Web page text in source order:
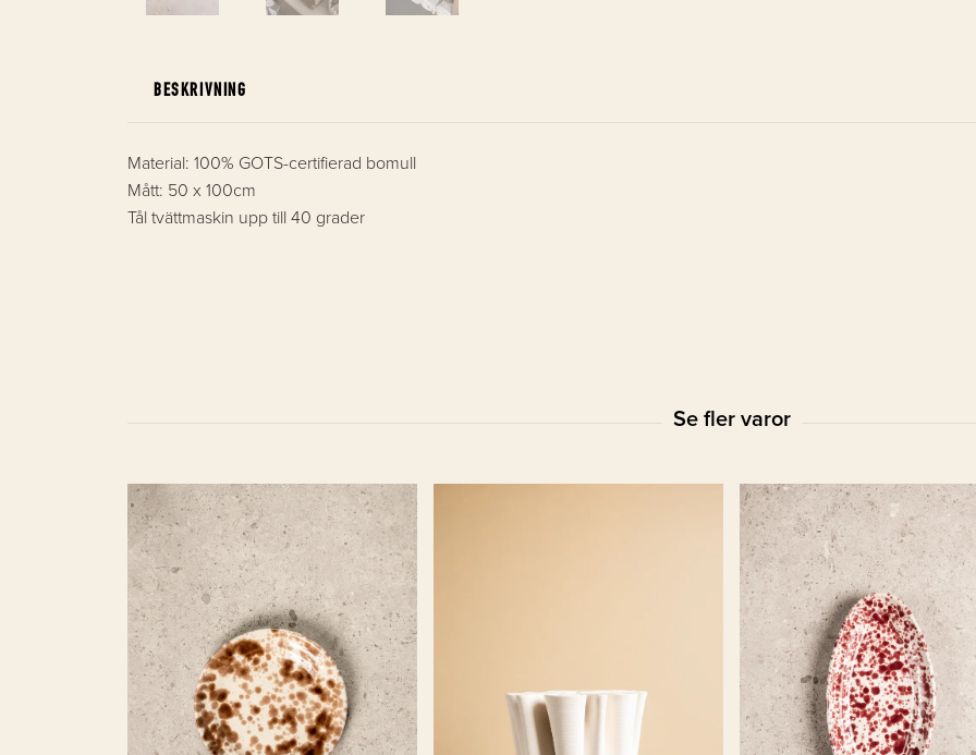
BESKRIVNING
Material: 100% GOTS-certifierad bomull
Mått: 50 x 100cm
Tål tvättmaskin upp till 40 grader